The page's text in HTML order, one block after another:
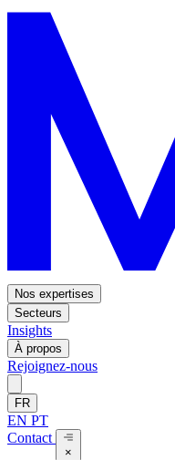
Nos expertises
Secteurs
Insights
À propos
Rejoignez-nous
FR
EN PT
Contact
×